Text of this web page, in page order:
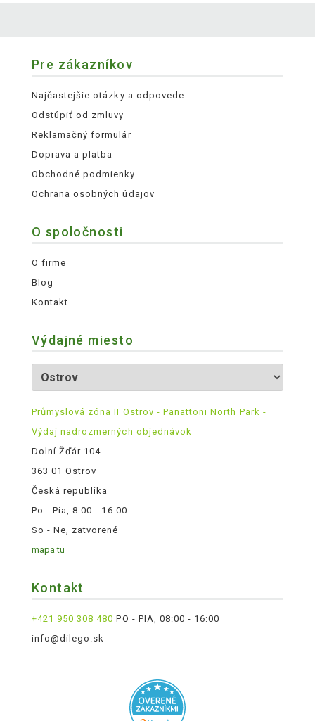
Pre zákazníkov
Najčastejšie otázky a odpovede
Odstúpiť od zmluvy
Reklamačný formulár
Doprava a platba
Obchodné podmienky
Ochrana osobných údajov
O spoločnosti
O firme
Blog
Kontakt
Výdajné miesto
Průmyslová zóna II Ostrov - Panattoni North Park -
Výdaj nadrozmerných objednávok
Dolní Žďár 104
363 01 Ostrov
Česká republika
Po - Pia, 8:00 - 16:00
So - Ne, zatvorené
mapa tu
Kontakt
+421 950 308 480 PO - PIA, 08:00 - 16:00
info@dilego.sk